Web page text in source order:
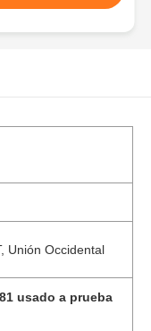
Unión Occidental
usado a prueba